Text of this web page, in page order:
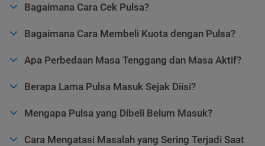
Bagaimana Cara Cek Pulsa?
Bagaimana Cara Membeli Kuota dengan Pulsa?
Apa Perbedaan Masa Tenggang dan Masa Aktif?
Berapa Lama Pulsa Masuk Sejak Diisi?
Mengapa Pulsa yang Dibeli Belum Masuk?
Cara Mengatasi Masalah yang Sering Terjadi Saat